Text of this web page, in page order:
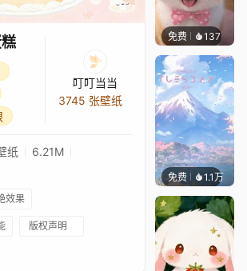
叮叮当当
3745 张壁纸
纸
6.21M
效果
版权声明
免费 137好看
免费 1.1万